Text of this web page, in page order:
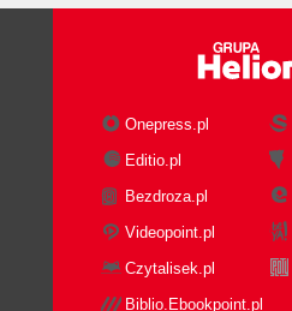
Onepress.pl
Editio.pl
Bezdroza.pl
Videopoint.pl
Czytalisek.pl
Biblio.Ebookpoint.pl